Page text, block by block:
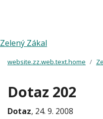
Zelený Zákal
website.zz.web.text.home
Dotaz 202
Dotaz, 24. 9. 2008